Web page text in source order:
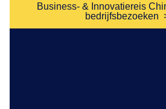
Business- & Innovatiereis
bedrijfsbezoeken